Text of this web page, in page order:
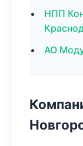
НПП
АО